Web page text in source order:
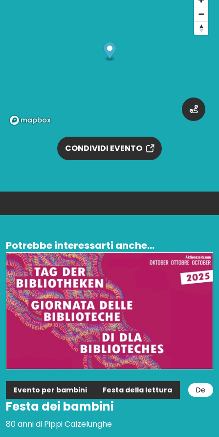
CONDIVIDI EVENTO
Potrebbe interessarti anche...
Evento per bambini Festa della lettura De
Festa dei bambini
80 anni di Pippi Calzelunghe